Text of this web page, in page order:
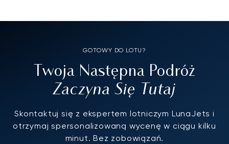
GOTOWY DO LOTU?
Twoja Następna Podróż
Zaczyna Się Tutaj
Skontaktuj się z ekspertem lotniczym LunaJets i
otrzymaj spersonalizowaną wycenę w ciągu kilku
minut. Bez zobowiązań.